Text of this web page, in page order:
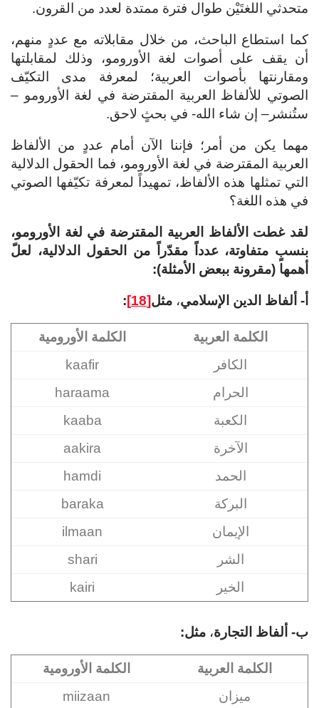
متحدثي اللغتَيْن طوال فترة ممتدة لعدد من القرون.
كما استطاع الباحث، من خلال مقابلاته مع عددٍ منهم،
أن يقف على أصوات لغة الأورومو، وذلك لمقابلتها
ومقارنتها بأصوات العربية؛ لمعرفة مدى التكيّف
الصوتي للألفاظ العربية المقترضة في لغة الأورومو –
ستُنشر– إن شاء الله- في بحثٍ لاحق.
مهما يكن من أمر؛ فإننا الآن أمام عددٍ من الألفاظ
العربية المقترضة في لغة الأورومو، فما الحقول الدلالية
التي تمثلها هذه الألفاظ، تمهيداً لمعرفة تكيّفها الصوتي
في هذه اللغة؟
لقد غطت الألفاظ العربية المقترضة في لغة الأورومو،
بنسبٍ متفاوتة، عدداً مقدّراً من الحقول الدلالية، لعلّ
أهمها (مقرونة ببعض الأمثلة):
أ- ألفاظ الدين الإسلامي، مثل[18]
:
الكلمة العربية
الكلمة الأورومية
الكافر
kaafir
الحرام
haraama
الكعبة
kaaba
الآخرة
aakira
الحمد
hamdi
البركة
baraka
الإيمان
ilmaan
الشر
shari
الخير
kairi
ب- ألفاظ التجارة، مثل:
الكلمة العربية
الكلمة الأورومية
ميزان
miizaan